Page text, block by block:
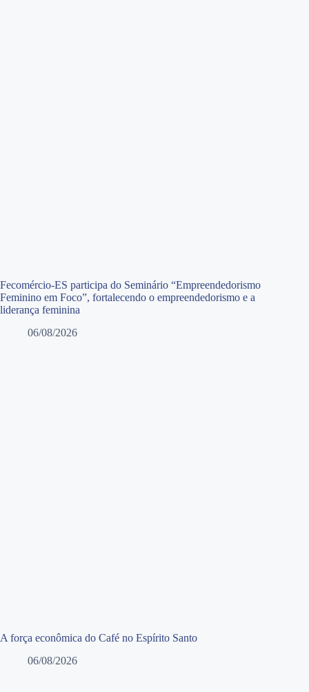
Fecomércio-ES participa do Seminário “Empreendedorismo
Feminino em Foco”, fortalecendo o empreendedorismo e a
liderança feminina
06/08/2026
A força econômica do Café no Espírito Santo
06/08/2026